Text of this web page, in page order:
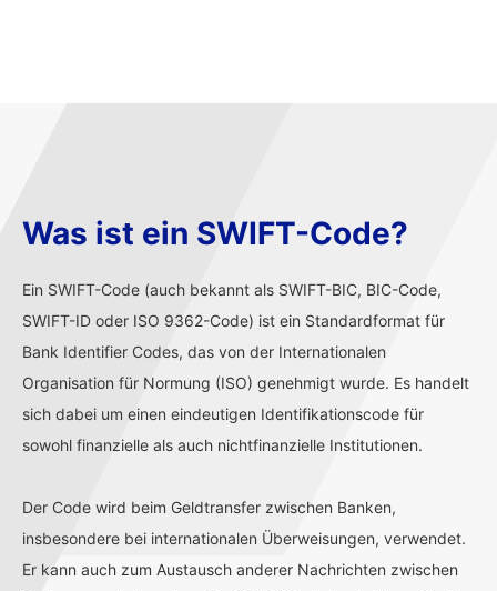
Was ist ein SWIFT-Code?
Ein SWIFT-Code (auch bekannt als SWIFT-BIC, BIC-Code,
SWIFT-ID oder ISO 9362-Code) ist ein Standardformat für
Bank Identifier Codes, das von der Internationalen
Organisation für Normung (ISO) genehmigt wurde. Es handelt
sich dabei um einen eindeutigen Identifikationscode für
sowohl finanzielle als auch nichtfinanzielle Institutionen.
Der Code wird beim Geldtransfer zwischen Banken,
insbesondere bei internationalen Überweisungen, verwendet.
Er kann auch zum Austausch anderer Nachrichten zwischen